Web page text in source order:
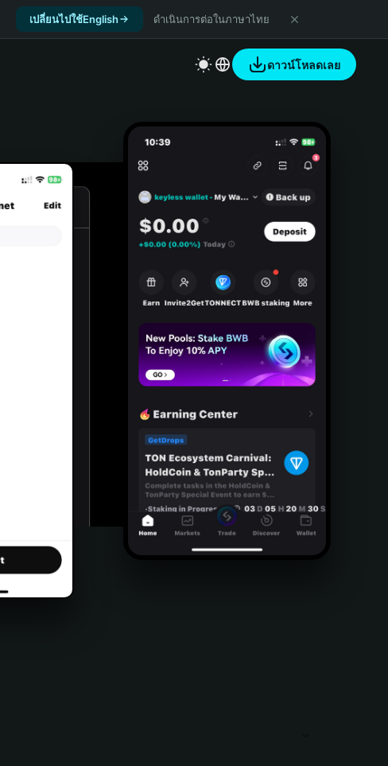
เปลี่ยนไปใช้English ดำเนินการต่อในภาษาไทย
ดาวน์โหลดเลย